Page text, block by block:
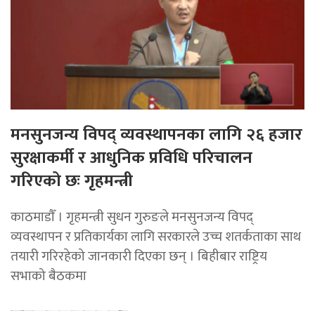
मनसुनजन्य विपद् व्यवस्थापनका लागि २६ हजार
सुरक्षाकर्मी र आधुनिक प्रविधि परिचालन
गरिएको छः गृहमन्त्री
काठमाडाैँ । गृहमन्त्री सुधन गुरुङले मनसुनजन्य विपद्
व्यवस्थापन र प्रतिकार्यका लागि सरकारले उच्च शतर्कताका साथ
तयारी गरिरहेको जानकारी दिएका छन् । बिहीबार राष्ट्रिय
सभाको बैठकमा